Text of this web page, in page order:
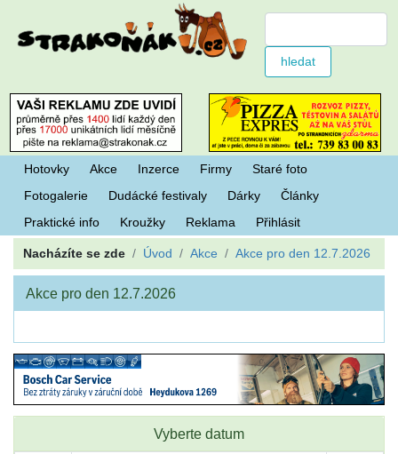
Hotovky Akce Inzerce Firmy
Staré foto
Fotogalerie
Dudácké festivaly Dárky
Články
Praktické info
Kroužky Reklama Přihlásit
Nacházíte se zde Úvod Akce Akce pro den 12.7.2026
Akce pro den 12.7.2026
Vyberte datum